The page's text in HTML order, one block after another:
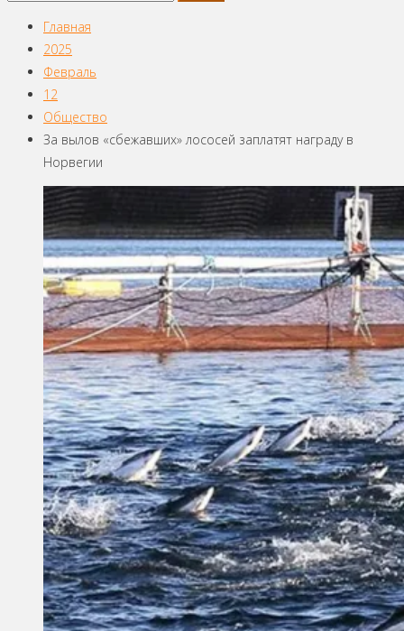
Главная
2025
Февраль
12
Общество
За вылов «сбежавших» лососей заплатят награду в
Норвегии